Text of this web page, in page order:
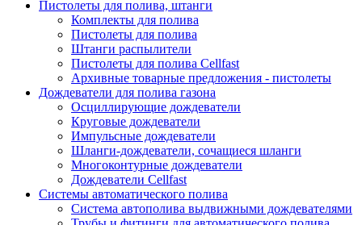
Пистолеты для полива, штанги
Комплекты для полива
Пистолеты для полива
Штанги распылители
Пистолеты для полива Cellfast
Архивные товарные предложения - пистолеты
Дождеватели для полива газона
Осциллирующие дождеватели
Круговые дождеватели
Импульсные дождеватели
Шланги-дождеватели, сочащиеся шланги
Многоконтурные дождеватели
Дождеватели Cellfast
Системы автоматического полива
Система автополива выдвижными дождевателями